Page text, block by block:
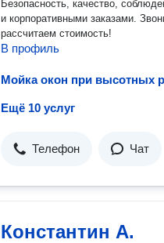
Безопасность, качество,
и корпоративными заказами. Звоните — обсудим ваш проект и
рассчитаем стоимость!
В профиль
Мойка окон при высотных
Ещё 10 услуг
Телефон Чат
Константин А.